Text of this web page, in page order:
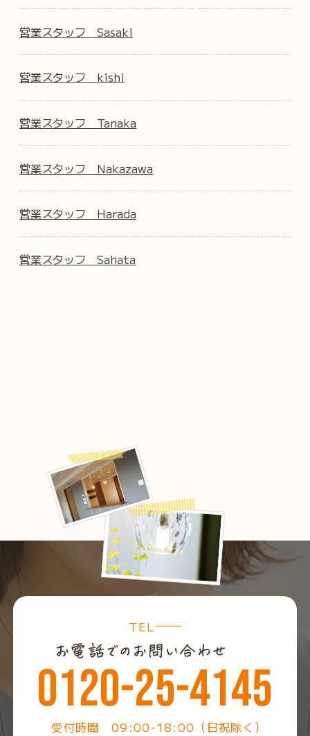
営業スタッフ Sasaki
営業スタッフ kishi
営業スタッフ Tanaka
営業スタッフ Nakazawa
営業スタッフ Harada
営業スタッフ Sahata
TEL
0120-25-4145
受付時間 09:00-18:00（日祝除く）